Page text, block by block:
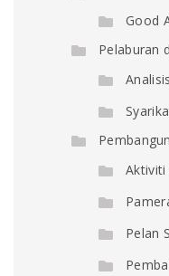
Good
Pelaburan
Aktiviti
Pelan